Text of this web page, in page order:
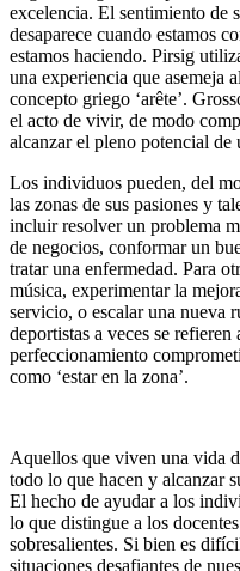
excelencia. El sentimiento de
desaparece cuando estamos
estamos haciendo. Pirsig
una experiencia que asemeja
concepto griego ‘arête’.
el acto de vivir, de modo
alcanzar el pleno potencial de
Los individuos pueden, del
las zonas de sus pasiones y
incluir resolver un problema
de negocios, conformar un
tratar una enfermedad. Para
música, experimentar la
servicio, o escalar una nueva
deportistas a veces se
perfeccionamiento
como ‘estar en la zona’.
Aquellos que viven una vida
todo lo que hacen y alcanzar
El hecho de ayudar a los
lo que distingue a los
sobresalientes. Si bien es
situaciones desafiantes de